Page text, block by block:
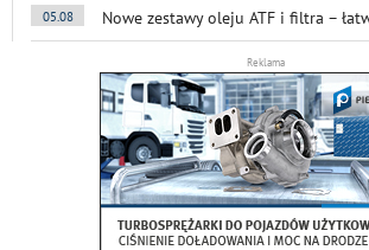
05.08 Nowe zestawy oleju ATF i filtra –
Reklama